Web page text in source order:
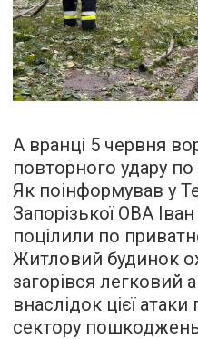
А вранці 5 червня
повторного удару по
Як поінформував у
Запорізької ОВА
поцілили по
Житловий будинок
загорівся легковий
внаслідок цієї
сектору